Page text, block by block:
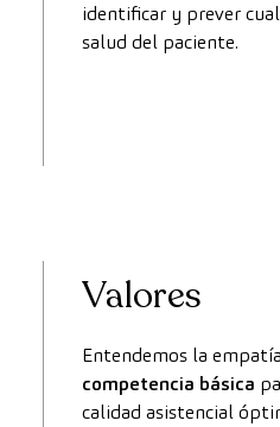
identificar y prever
salud del paciente.
Valores
Entendemos la
competencia básica
calidad asistencial